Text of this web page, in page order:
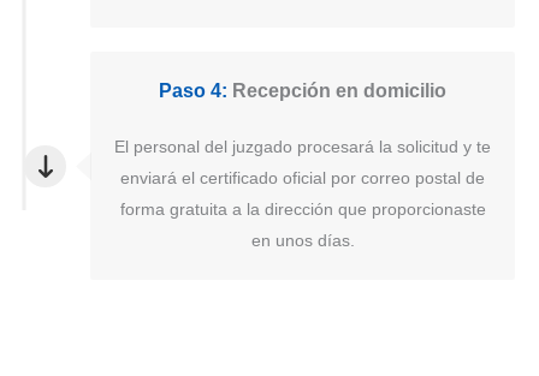
Paso 4: Recepción en domicilio
El personal del juzgado procesará la solicitud y te
enviará el certificado oficial por correo postal de
forma gratuita a la dirección que proporcionaste
en unos días.